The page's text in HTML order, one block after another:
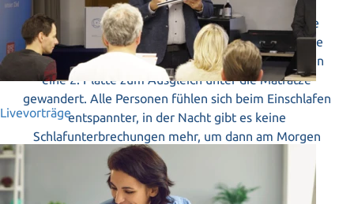
Livevorträge
Zuerst ist in unser Familien-Boxspringbett nur eine
Regenerationsplatte eingezogen, da davon aber alle
spürbar profitiert haben, ist nach nur wenigen Tagen
eine 2. Platte zum Ausgleich unter die Matratze
gewandert. Alle Personen fühlen sich beim Einschlafen
entspannter, in der Nacht gibt es keine
Schlafunterbrechungen mehr, um dann am Morgen
deutlich erholter zu erwachen und den Tag voller
Energie bestreiten zu können!